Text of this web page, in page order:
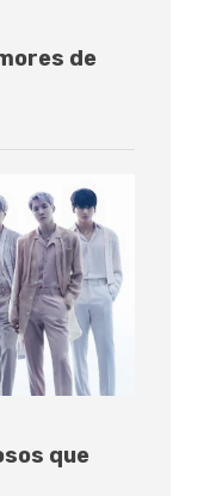
de
que